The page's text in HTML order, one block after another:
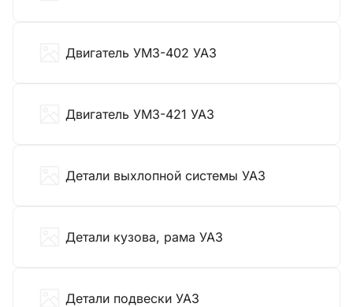
Двигатель УМЗ-402 УАЗ
Двигатель УМЗ-421 УАЗ
Детали выхлопной системы УАЗ
Детали кузова, рама УАЗ
Детали подвески УАЗ